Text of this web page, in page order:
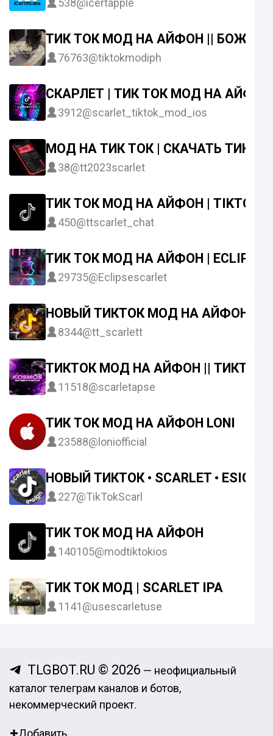
538@icertapple
ТИК ТОК МОД НА АЙФОН || БОЖЕ
76763@tiktokmodiph
СКАРЛЕТ | ТИК ТОК МОД НА АЙФОН
3912@scarlet_tiktok_mod_ios
МОД НА ТИК ТОК | СКАЧАТЬ ТИК
38@tt2023scarlet
ТИК ТОК МОД НА АЙФОН | TIKTOK
450@ttscarlet_chat
ТИК ТОК МОД НА АЙФОН | ECLIPSE
29735@Eclipsescarlet
НОВЫЙ ТИКТОК МОД НА АЙФОН
8344@tt_scarlett
ТИКТОК МОД НА АЙФОН || ТИКТОК
11518@scarletapse
ТИК ТОК МОД НА АЙФОН LONI
23588@loniofficial
НОВЫЙ ТИКТОК • SCARLET •
227@TikTokScarl
ТИК ТОК МОД НА АЙФОН
140105@modtiktokios
ТИК ТОК МОД | SCARLET IPA
1141@usescarletuse
TLGBOT.RU © 2026 — неофициальный
каталог телеграм каналов и ботов,
некоммерческий проект.
Добавить